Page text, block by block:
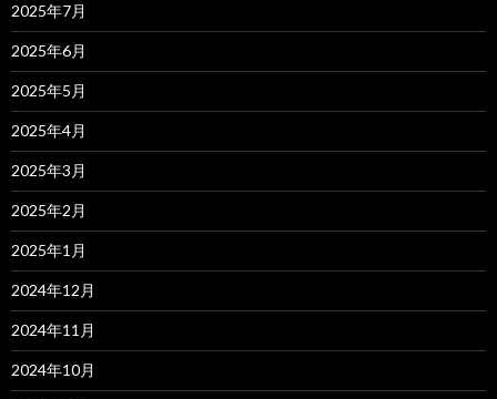
2025年7月
2025年6月
2025年5月
2025年4月
2025年3月
2025年2月
2025年1月
2024年12月
2024年11月
2024年10月